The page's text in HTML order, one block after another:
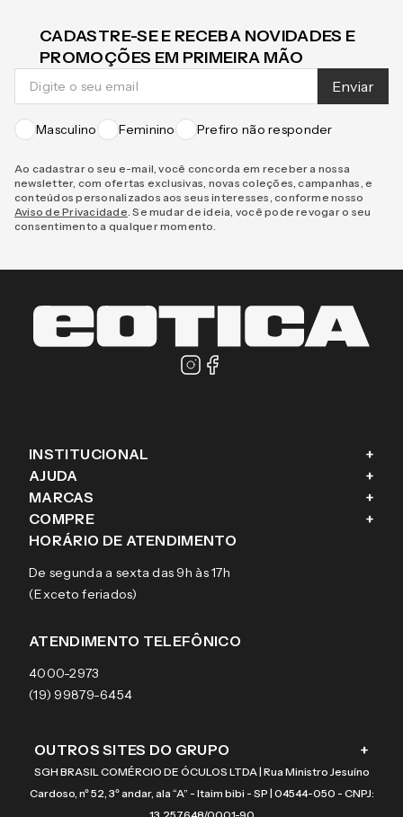
CADASTRE-SE E RECEBA NOVIDADES E
PROMOÇÕES EM PRIMEIRA MÃO
Enviar
Masculino Feminino Prefiro não responder
Ao cadastrar o seu e-mail, você concorda em receber a nossa
newsletter, com ofertas exclusivas, novas coleções, campanhas, e
conteúdos personalizados aos seus interesses, conforme nosso
Aviso de Privacidade . Se mudar de ideia, você pode revogar o seu
consentimento a qualquer momento.
INSTITUCIONAL +
Sobre a eÓtica
Aviso de privacidade
Termos e condições de uso
AJUDA +
Trocas e Devoluções
Pagamentos
Garantias
MARCAS +
Ray-Ban
Tecnol
Arnette
Burberry
COMPRE +
Óculos de sol
Lentes de contato
HORÁRIO DE ATENDIMENTO
De segunda a sexta das 9h às 17h
(Exceto feriados)
ATENDIMENTO TELEFÔNICO
4000-2973
(19) 99879-6454
OUTROS SITES DO GRUPO +
SGH BRASIL COMÉRCIO DE ÓCULOS LTDA | Rua Ministro Jesuíno
Cardoso, nº 52, 3º andar, ala “A” - Itaim bibi - SP | 04544-050 - CNPJ: